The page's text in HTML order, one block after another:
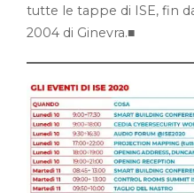
tutte le tappe di ISE, fin
2004 di Ginevra.■